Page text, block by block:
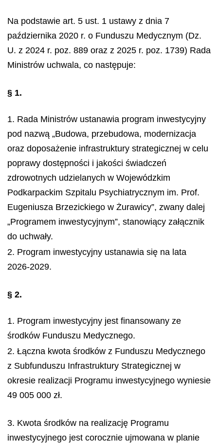
Na podstawie art. 5 ust. 1 ustawy z dnia 7
października 2020 r. o Funduszu Medycznym (Dz.
U. z 2024 r. poz. 889 oraz z 2025 r. poz. 1739) Rada
Ministrów uchwala, co następuje:
§ 1.
1. Rada Ministrów ustanawia program inwestycyjny
pod nazwą „Budowa, przebudowa, modernizacja
oraz doposażenie infrastruktury strategicznej w celu
poprawy dostępności i jakości świadczeń
zdrowotnych udzielanych w Wojewódzkim
Podkarpackim Szpitalu Psychiatrycznym im. Prof.
Eugeniusza Brzezickiego w Żurawicy”, zwany dalej
„Programem inwestycyjnym”, stanowiący załącznik
do uchwały.
2. Program inwestycyjny ustanawia się na lata
2026-2029.
§ 2.
1. Program inwestycyjny jest finansowany ze
środków Funduszu Medycznego.
2. Łączna kwota środków z Funduszu Medycznego
z Subfunduszu Infrastruktury Strategicznej w
okresie realizacji Programu inwestycyjnego wyniesie
49 005 000 zł.
3. Kwota środków na realizację Programu
inwestycyjnego jest corocznie ujmowana w planie